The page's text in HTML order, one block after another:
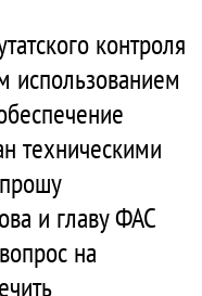
контроля
техническими
и главу ФАС
на